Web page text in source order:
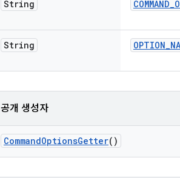
String COMMAND_
String OPTION_
공개 생성자
CommandOptionsGetter()